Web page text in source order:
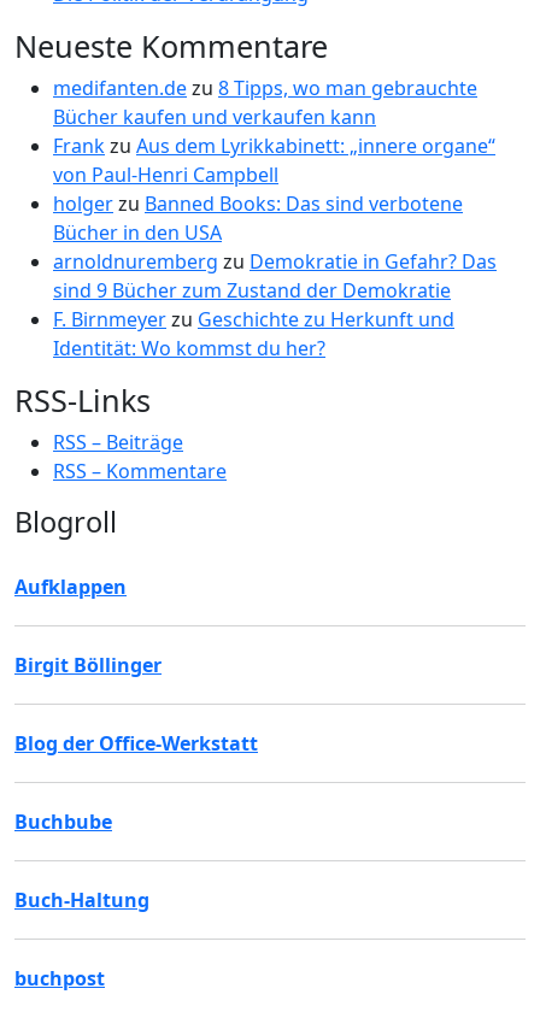
Neueste Kommentare
medifanten.dezu 8 Tipps, wo man gebrauchte
Bücher kaufen und verkaufen kann
Frankzu Aus dem Lyrikkabinett: „innere organe“
von Paul-Henri Campbell
holgerzu Banned Books: Das sind verbotene
Bücher in den USA
arnoldnuremberg zu Demokratie in Gefahr? Das
sind 9 Bücher zum Zustand der Demokratie
F. Birnmeyerzu Geschichte zu Herkunft und
Identität: Wo kommst du her?
RSS-Links
RSS – Beiträge
RSS – Kommentare
Blogroll
Aufklappen
Birgit Böllinger
Blog der Office-Werkstatt
Buchbube
Buch-Haltung
buchpost